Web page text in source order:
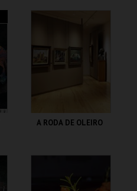
MAIS INFO
A RODA DE OLEIRO